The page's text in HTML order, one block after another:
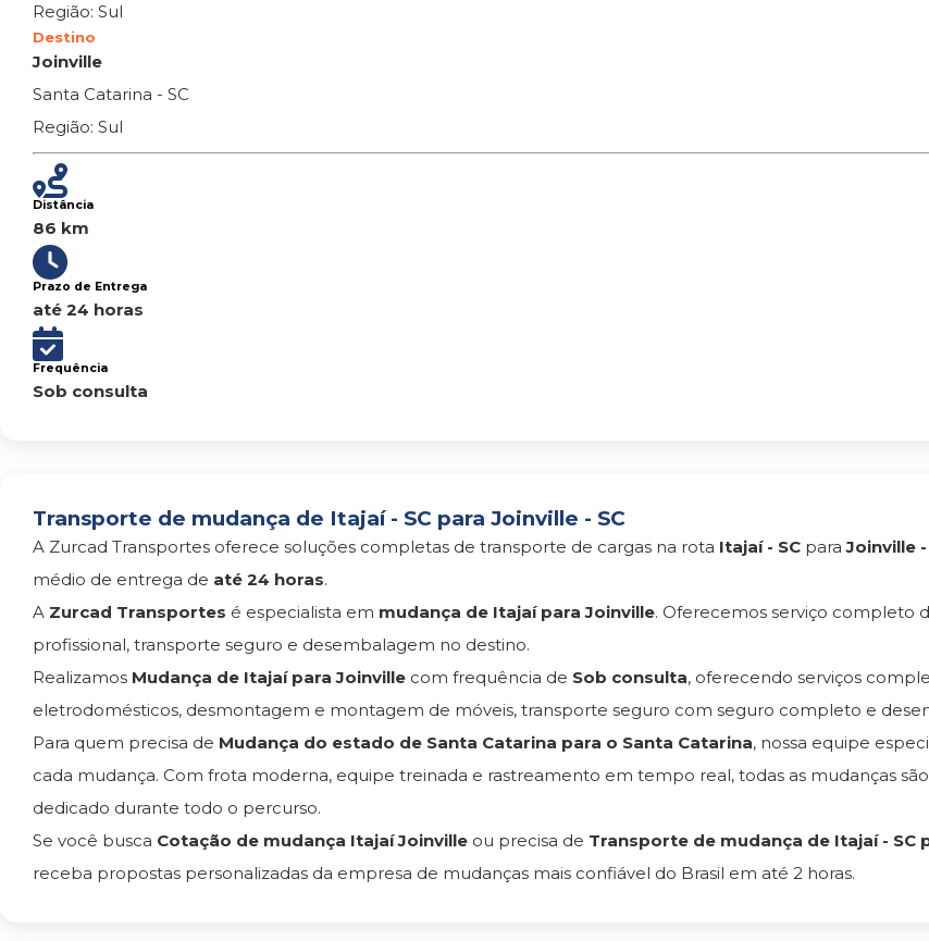
Região: Sul
Destino
Joinville
Santa Catarina - SC
Região: Sul
Distância
86 km
Prazo de Entrega
até 24 horas
Frequência
Sob consulta
Transporte de mudança de Itajaí - SC para Joinville - SC
A Zurcad Transportes oferece soluções completas de transporte de cargas na rota Itajaí - SC paraJoinville -
médio de entrega de até 24 horas.
A Zurcad Transportes é especialista em mudança de Itajaí para Joinville. Oferecemos serviço completo
profissional, transporte seguro e desembalagem no destino.
Realizamos Mudança de Itajaí para Joinville com frequência de Sob consulta, oferecendo serviços
eletrodomésticos, desmontagem e montagem de móveis, transporte seguro com seguro completo e
Para quem precisa de Mudança do estado de Santa Catarina para o Santa Catarina, nossa equipe
cada mudança. Com frota moderna, equipe treinada e rastreamento em tempo real, todas as mudanças
dedicado durante todo o percurso.
Se você busca Cotação de mudança Itajaí Joinville ou precisa de Transporte de mudança de Itajaí - SC
receba propostas personalizadas da empresa de mudanças mais confiável do Brasil em até 2 horas.